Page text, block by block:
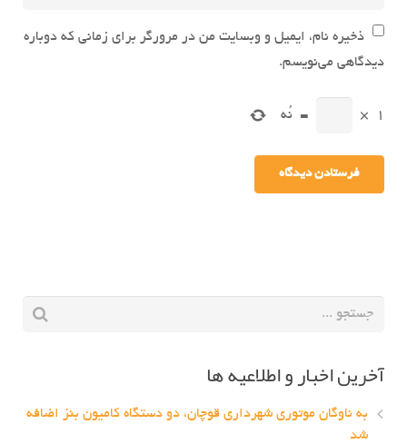
ذخیره نام، ایمیل و وبسایت من در مرورگر برای زمانی که دوباره
دیدگاهی می‌نویسم.
1
×
= نُه
آخرین اخبار و اطلاعیه ها
به ناوگان موتوری شهرداری قوچان، دو دستگاه کامیون بنز اضافه
شد